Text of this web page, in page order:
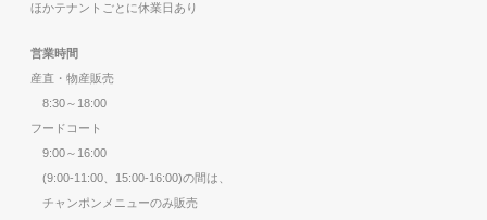
ほかテナントごとに休業日あり
営業時間
産直・物産販売
8:30～18:00
フードコート
9:00～16:00
(9:00-11:00、15:00-16:00)の間は、
チャンポンメニューのみ販売